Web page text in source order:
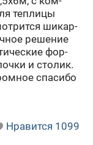
теп­ли­цы
ши­кар­
ре­ше­ние
фор­
и сто­лик.
спа­си­бо
Нравится 1099